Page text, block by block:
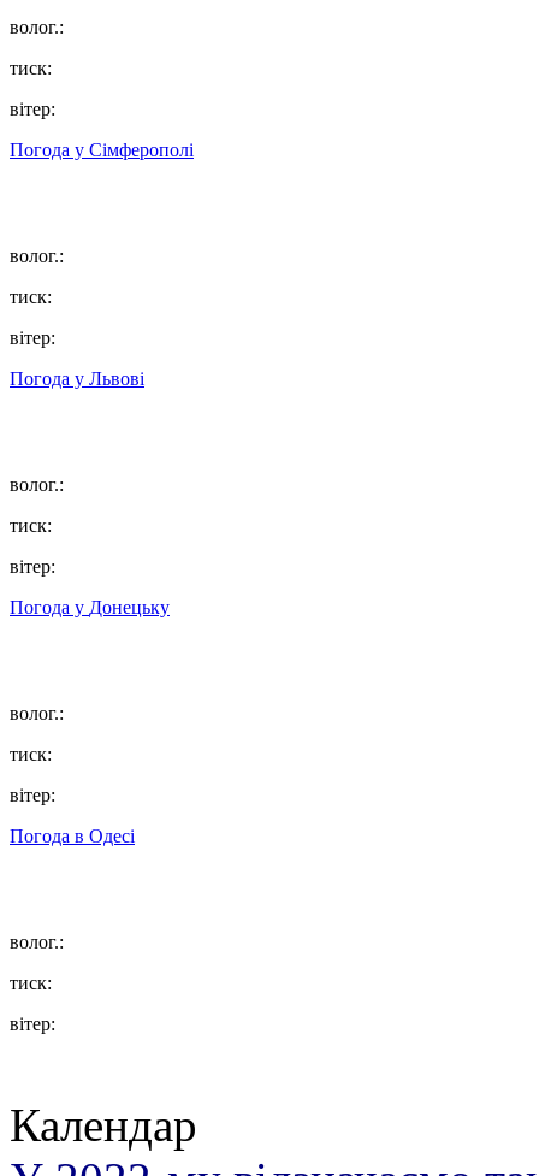
волог.:
тиск:
вітер:
Погода у Сімферополі
волог.:
тиск:
вітер:
Погода у Львові
волог.:
тиск:
вітер:
Погода у Донецьку
волог.:
тиск:
вітер:
Погода в Одесі
волог.:
тиск:
вітер:
Календар